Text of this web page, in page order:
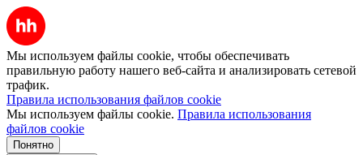
Мы используем файлы cookie, чтобы обеспечивать
правильную работу нашего веб-сайта и анализировать сетевой
трафик.
Правила использования файлов cookie
Мы используем файлы cookie. Правила использования
файлов cookie
Понятно